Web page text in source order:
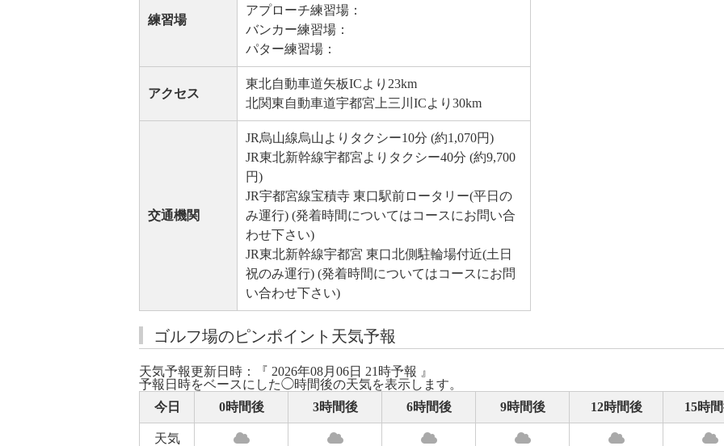
練習場
アプローチ練習場：
バンカー練習場：
パター練習場：
アクセス
東北自動車道矢板ICより23km
北関東自動車道宇都宮上三川ICより30km
交通機関
JR烏山線烏山よりタクシー10分 (約1,070円)
JR東北新幹線宇都宮よりタクシー40分 (約9,700
円)
JR宇都宮線宝積寺 東口駅前ロータリー(平日の
み運行) (発着時間についてはコースにお問い合
わせ下さい)
JR東北新幹線宇都宮 東口北側駐輪場付近(土日
祝のみ運行) (発着時間についてはコースにお問
い合わせ下さい)
ゴルフ場のピンポイント天気予報
天気予報更新日時：『 2026年08月06日 21時予報 』
予報日時をベースにした◯時間後の天気を表示します。
今日
0時間後 3時間後 6時間後 9時間後 12時間後 15時
天気